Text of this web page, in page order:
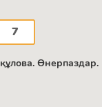
7
Өнерпаздар.